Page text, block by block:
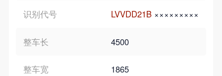
识别代号 LVVDD21B ×××××××××
整车长 4500
整车宽 1865